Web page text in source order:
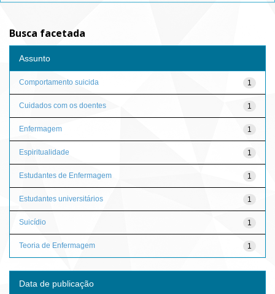
Busca facetada
Assunto
1
Comportamento suicida
1
Cuidados com os doentes
1
Enfermagem
1
Espiritualidade
1
Estudantes de Enfermagem
1
Estudantes universitários
1
Suicídio
1
Teoria de Enfermagem
Data de publicação